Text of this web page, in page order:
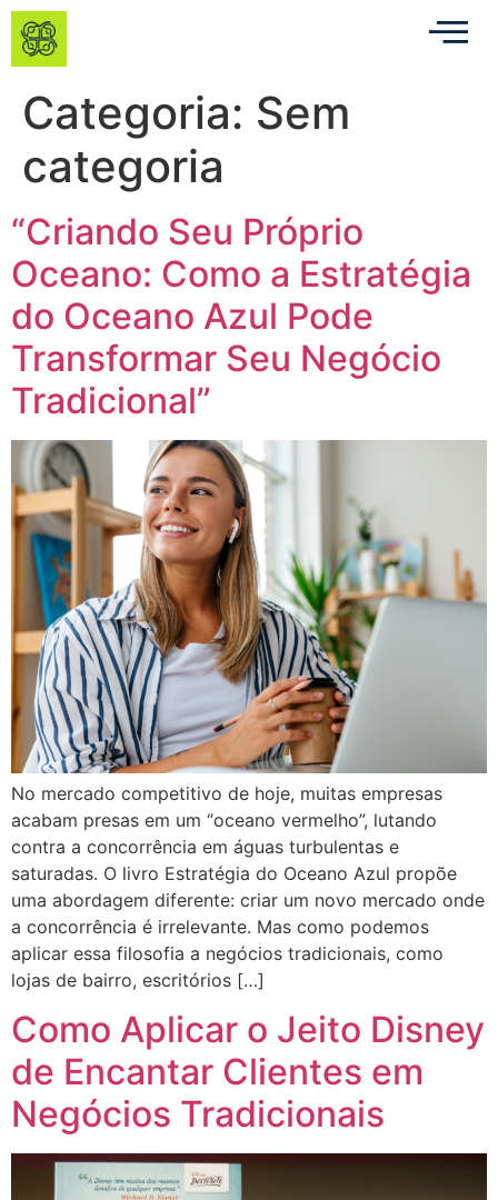
Categoria: Sem
categoria
“Criando Seu Próprio
Oceano: Como a Estratégia
do Oceano Azul Pode
Transformar Seu Negócio
Tradicional”
No mercado competitivo de hoje, muitas empresas
acabam presas em um “oceano vermelho”, lutando
contra a concorrência em águas turbulentas e
saturadas. O livro Estratégia do Oceano Azul propõe
uma abordagem diferente: criar um novo mercado onde
a concorrência é irrelevante. Mas como podemos
aplicar essa filosofia a negócios tradicionais, como
lojas de bairro, escritórios […]
Como Aplicar o Jeito Disney
de Encantar Clientes em
Negócios Tradicionais